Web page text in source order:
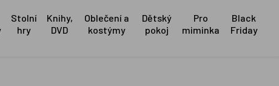
Stolní
hry
Knihy,
DVD
Oblečení a
kostýmy
Dětský
pokoj
Pro
miminka
Black
Friday